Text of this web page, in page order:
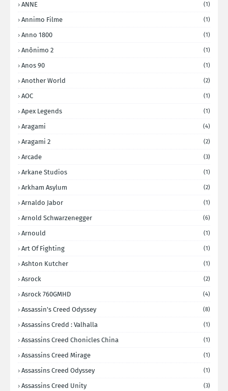
ANNE (1)
Annimo Filme (1)
Anno 1800 (1)
Anônimo 2 (1)
Anos 90 (1)
Another World (2)
AOC (1)
Apex Legends (1)
Aragami (4)
Aragami 2 (2)
Arcade (3)
Arkane Studios (1)
Arkham Asylum (2)
Arnaldo Jabor (1)
Arnold Schwarzenegger (6)
Arnould (1)
Art Of Fighting (1)
Ashton Kutcher (1)
Asrock (2)
Asrock 760GMHD (4)
Assassin's Creed Odyssey (8)
Assassins Credd : Valhalla (1)
Assassins Creed Chonicles China (1)
Assassins Creed Mirage (1)
Assassins Creed Odyssey (1)
Assassins Creed Unity (3)